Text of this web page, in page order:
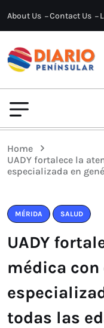
About Us Contact Us
Home
UADY fortalece la
especializada en
MÉRIDA SALUD
UADY
médica
todas las